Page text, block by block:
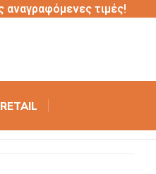
αναγραφόμενες τιμές!
RETAIL